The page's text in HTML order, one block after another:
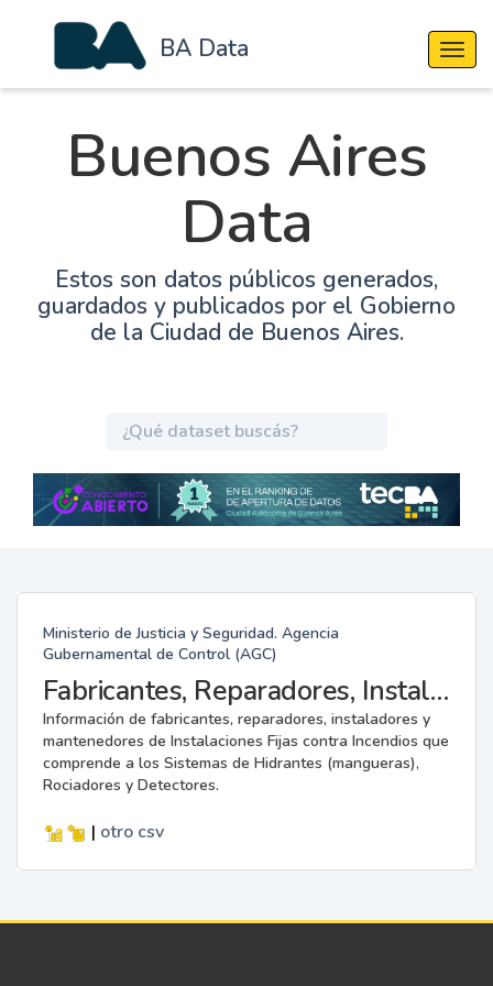
BA Data
Buenos Aires
Data
Estos son datos públicos generados,
guardados y publicados por el Gobierno
de la Ciudad de Buenos Aires.
Ministerio de Justicia y Seguridad. Agencia
Gubernamental de Control (AGC)
Fabricantes, Reparadores, Instaladores y Mantenedores de Instalaciones Fijas contra Incendios.
Información de fabricantes, reparadores, instaladores y
mantenedores de Instalaciones Fijas contra Incendios que
comprende a los Sistemas de Hidrantes (mangueras),
Rociadores y Detectores.
| otro csv